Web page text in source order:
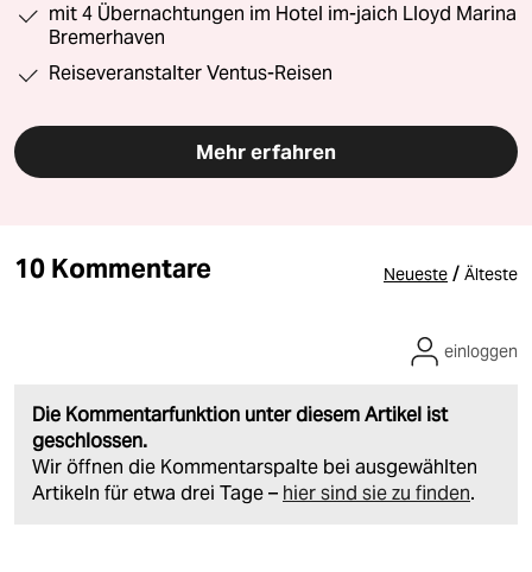
mit 4 Übernachtungen im Hotel im-jaich Lloyd Marina
Bremerhaven
Reiseveranstalter Ventus-Reisen
Mehr erfahren
10 Kommentare Neueste / Älteste
Die Kommentarfunktion unter diesem Artikel ist
geschlossen.
Wir öffnen die Kommentarspalte bei ausgewählten
Artikeln für etwa drei Tage – hier sind sie zu finden.
einloggen